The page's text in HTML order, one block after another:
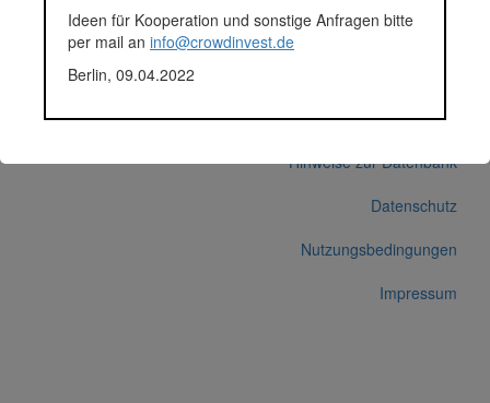
Anlagestatus
Nicht ausgewiesen
Plattform
Funding Circle
Hinweise zur Datenbank
Datenschutz
Nutzungsbedingungen
Impressum
Ideen für Kooperation und sonstige Anfragen bitte
per mail an info@crowdinvest.de
Berlin, 09.04.2022